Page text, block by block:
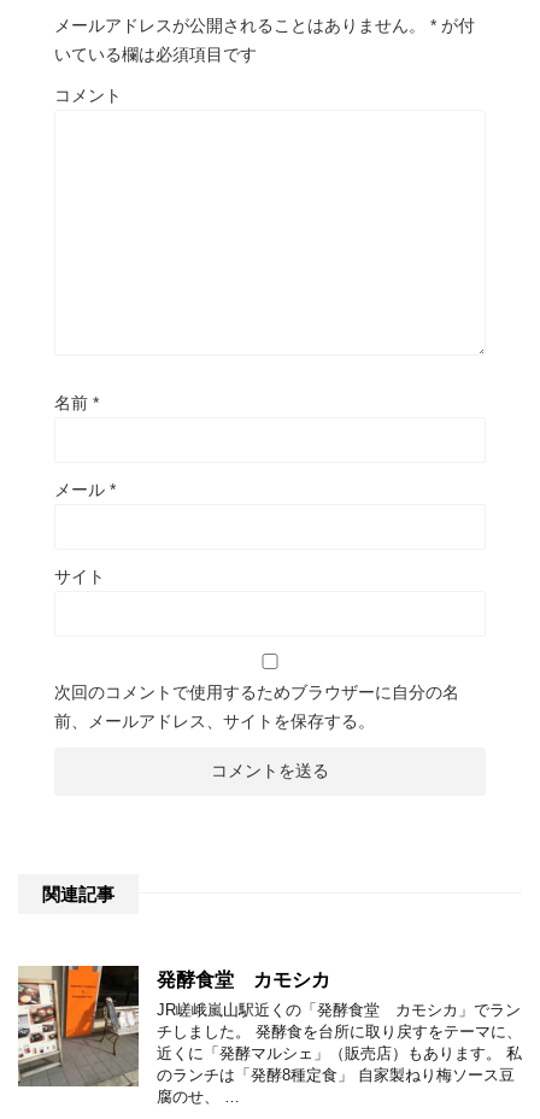
メールアドレスが公開されることはありません。 * が付
いている欄は必須項目です
コメント
名前 *
メール *
サイト
次回のコメントで使用するためブラウザーに自分の名
前、メールアドレス、サイトを保存する。
関連記事
発酵食堂 カモシカ
JR嵯峨嵐山駅近くの「発酵食堂 カモシカ」でラン
チしました。 発酵食を台所に取り戻すをテーマに、
近くに「発酵マルシェ」（販売店）もあります。 私
のランチは「発酵8種定食」 自家製ねり梅ソース豆
腐のせ、 …